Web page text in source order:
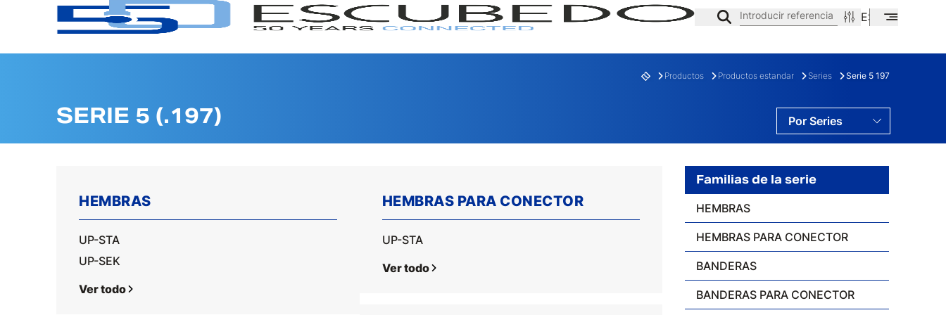
ES EN
Introducir referencia
GAMA SERIE FAMILIA
Productos Productos estandar Series Serie 5 197
SERIE 5 (.197)
Por Series
Por Familias
HEMBRAS
UP-STA
UP-SEK
Ver todo
HEMBRAS PARA CONECTOR
UP-STA
Ver todo
Familias de la serie
HEMBRAS
HEMBRAS PARA CONECTOR
BANDERAS
BANDERAS PARA CONECTOR